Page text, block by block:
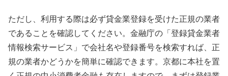
ただし、利用する際は必ず貸金業登録を受けた正規の業者
であることを確認してください。金融庁の「登録貸金業者
情報検索サービス」で会社名や登録番号を検索すれば、正
規の業者かどうかを簡単に確認できます。京都に本社を置